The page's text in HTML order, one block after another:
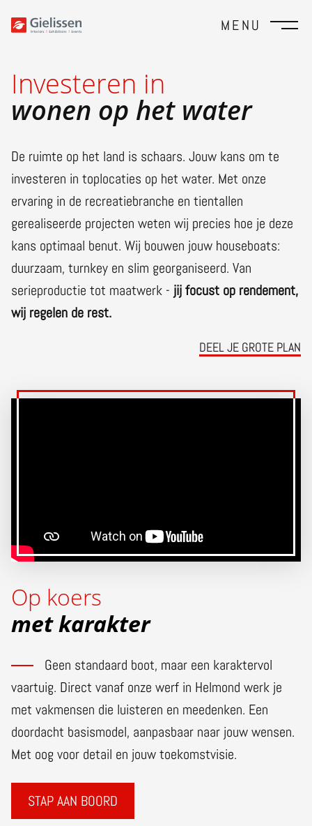
MENU
Investeren in
wonen op het water
De ruimte op het land is schaars. Jouw kans om te
investeren in toplocaties op het water. Met onze
ervaring in de recreatiebranche en tientallen
gerealiseerde projecten weten wij precies hoe je deze
kans optimaal benut. Wij bouwen jouw houseboats:
duurzaam, turnkey en slim georganiseerd. Van
serieproductie tot maatwerk - jij focust op rendement,
wij regelen de rest.
DEEL JE GROTE PLAN
Op koers
met karakter
Geen standaard boot, maar een karaktervol
vaartuig. Direct vanaf onze werf in Helmond werk je
met vakmensen die luisteren en meedenken. Een
doordacht basismodel, aanpasbaar naar jouw wensen.
Met oog voor detail en jouw toekomstvisie.
STAP AAN BOORD